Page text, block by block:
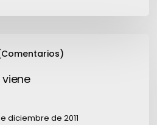
diciembre de 2011